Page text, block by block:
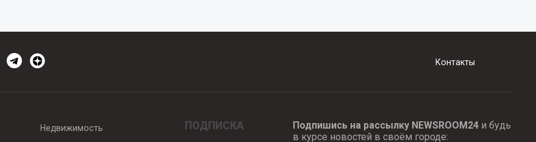
Контакты
Недвижимость ПОДПИСКА Подпишись на рассылку NEWSROOM24и будь
в курсе новостей в своём городе: